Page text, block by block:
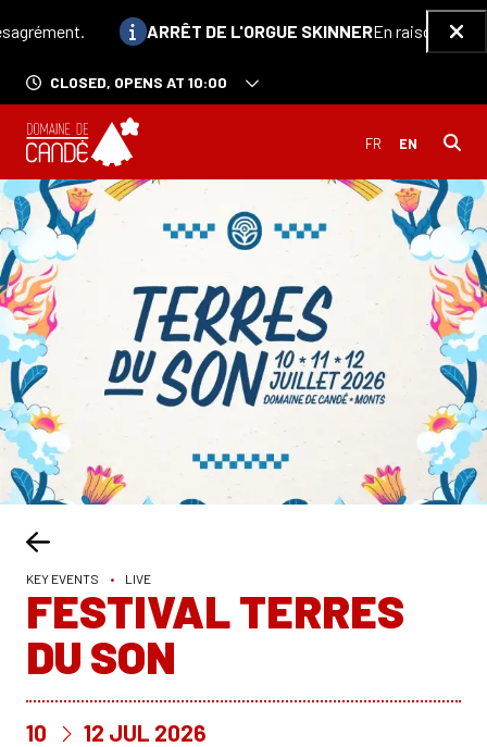
Information :
ARRÊT DE L'ORGUE SKINNEREn raison des
CLOSED, OPENS AT 10:00
KEY EVENTS • LIVE
FESTIVAL TERRES
DU SON
DU
10 AU
12 JUL 2026